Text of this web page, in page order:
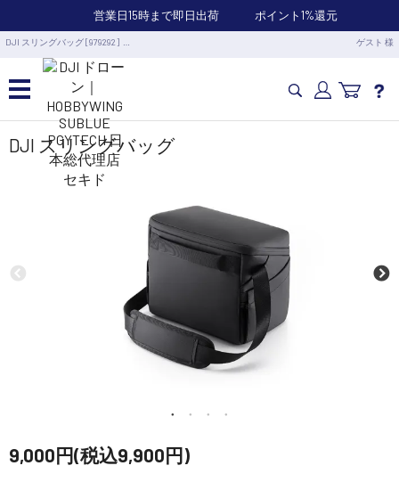
営業日15時まで即日出荷 ポイント1%還元
DJI スリングバッグ [979292] … ゲスト 様
カメラドローン・生活家電
業務用ドローン・業務関連製品
水中ドローン(ROV)・水中スクーター
講習会･国家資格･WEBセミナー
定期配信!
DJI スリングバッグ
9,000円(税込9,900円)